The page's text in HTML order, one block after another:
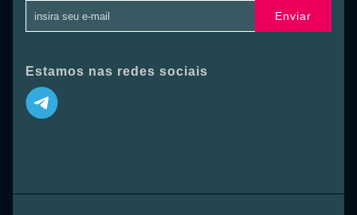
Enviar
Estamos nas redes sociais